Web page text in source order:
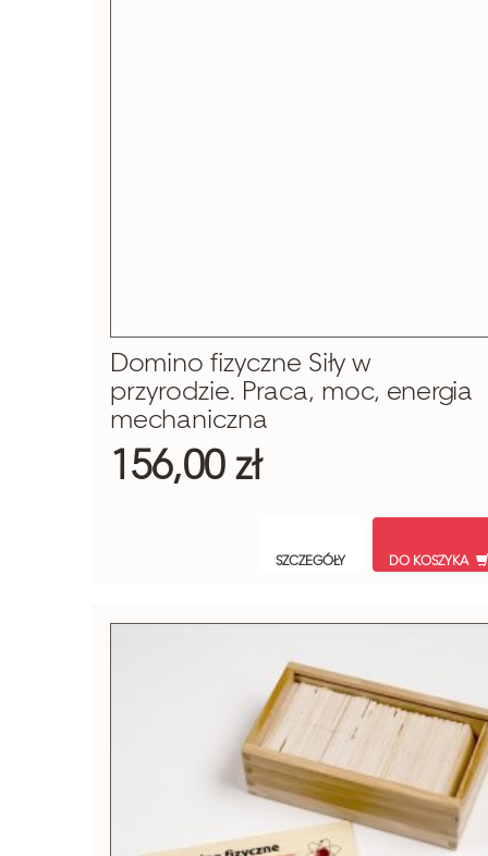
Domino fizyczne Siły w
przyrodzie. Praca, moc, energia
mechaniczna
156,00 zł
SZCZEGÓŁY DO KOSZYKA